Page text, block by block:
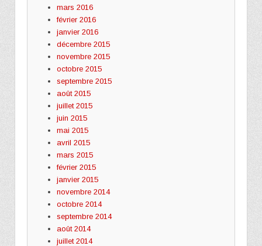
mars 2016
février 2016
janvier 2016
décembre 2015
novembre 2015
octobre 2015
septembre 2015
août 2015
juillet 2015
juin 2015
mai 2015
avril 2015
mars 2015
février 2015
janvier 2015
novembre 2014
octobre 2014
septembre 2014
août 2014
juillet 2014